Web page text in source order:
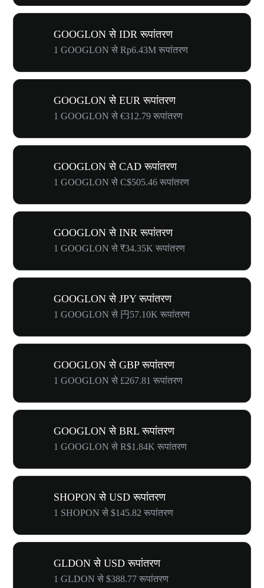
GOOGLON से IDR रूपांतरण
1 GOOGLON से Rp6.43M रूपांतरण
GOOGLON से EUR रूपांतरण
1 GOOGLON से €312.79 रूपांतरण
GOOGLON से CAD रूपांतरण
1 GOOGLON से C$505.46 रूपांतरण
GOOGLON से INR रूपांतरण
1 GOOGLON से ₹34.35K रूपांतरण
GOOGLON से JPY रूपांतरण
1 GOOGLON से 円57.10K रूपांतरण
GOOGLON से GBP रूपांतरण
1 GOOGLON से £267.81 रूपांतरण
GOOGLON से BRL रूपांतरण
1 GOOGLON से R$1.84K रूपांतरण
SHOPON से USD रूपांतरण
1 SHOPON से $145.82 रूपांतरण
GLDON से USD रूपांतरण
1 GLDON से $388.77 रूपांतरण